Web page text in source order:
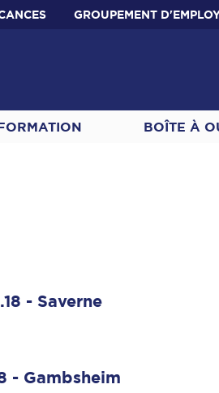
GROUPEMENT
BOÎTE À
- Saverne
- Gambsheim